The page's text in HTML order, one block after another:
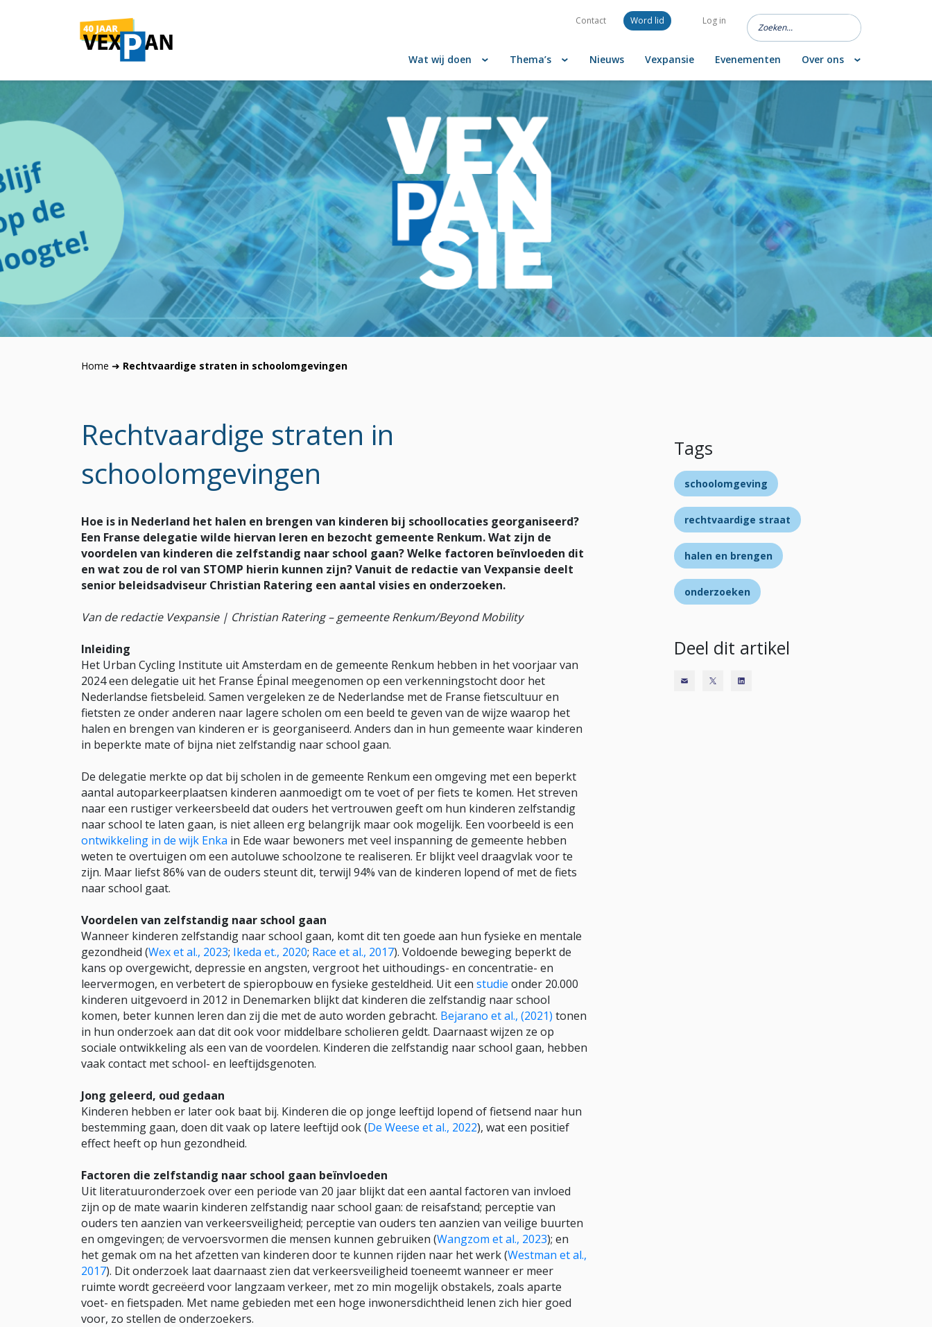
Contact Word lid Log in
Wat wij doen Thema’s Nieuws Vexpansie Evenementen Over ons
Home ➜ Rechtvaardige straten in schoolomgevingen
Rechtvaardige straten in
schoolomgevingen
Hoe is in Nederland het halen en brengen van kinderen bij schoollocaties georganiseerd?
Een Franse delegatie wilde hiervan leren en bezocht gemeente Renkum. Wat zijn de
voordelen van kinderen die zelfstandig naar school gaan? Welke factoren beïnvloeden dit
en wat zou de rol van STOMP hierin kunnen zijn? Vanuit de redactie van Vexpansie deelt
senior beleidsadviseur Christian Ratering een aantal visies en onderzoeken.
Van de redactie Vexpansie | Christian Ratering – gemeente Renkum/Beyond Mobility
Inleiding
Het Urban Cycling Institute uit Amsterdam en de gemeente Renkum hebben in het voorjaar van
2024 een delegatie uit het Franse Épinal meegenomen op een verkenningstocht door het
Nederlandse fietsbeleid. Samen vergeleken ze de Nederlandse met de Franse fietscultuur en
fietsten ze onder anderen naar lagere scholen om een beeld te geven van de wijze waarop het
halen en brengen van kinderen er is georganiseerd. Anders dan in hun gemeente waar kinderen
in beperkte mate of bijna niet zelfstandig naar school gaan.
De delegatie merkte op dat bij scholen in de gemeente Renkum een omgeving met een beperkt
aantal autoparkeerplaatsen kinderen aanmoedigt om te voet of per fiets te komen. Het streven
naar een rustiger verkeersbeeld dat ouders het vertrouwen geeft om hun kinderen zelfstandig
naar school te laten gaan, is niet alleen erg belangrijk maar ook mogelijk. Een voorbeeld is een
ontwikkeling in de wijk Enka in Ede waar bewoners met veel inspanning de gemeente hebben
weten te overtuigen om een autoluwe schoolzone te realiseren. Er blijkt veel draagvlak voor te
zijn. Maar liefst 86% van de ouders steunt dit, terwijl 94% van de kinderen lopend of met de fiets
naar school gaat.
Voordelen van zelfstandig naar school gaan
Wanneer kinderen zelfstandig naar school gaan, komt dit ten goede aan hun fysieke en mentale
gezondheid (Wex et al., 2023; Ikeda et., 2020; Race et al., 2017). Voldoende beweging beperkt de
kans op overgewicht, depressie en angsten, vergroot het uithoudings- en concentratie- en
leervermogen, en verbetert de spieropbouw en fysieke gesteldheid. Uit een studie onder 20.000
kinderen uitgevoerd in 2012 in Denemarken blijkt dat kinderen die zelfstandig naar school
komen, beter kunnen leren dan zij die met de auto worden gebracht. Bejarano et al., (2021) tonen
in hun onderzoek aan dat dit ook voor middelbare scholieren geldt. Daarnaast wijzen ze op
sociale ontwikkeling als een van de voordelen. Kinderen die zelfstandig naar school gaan, hebben
vaak contact met school- en leeftijdsgenoten.
Jong geleerd, oud gedaan
Kinderen hebben er later ook baat bij. Kinderen die op jonge leeftijd lopend of fietsend naar hun
bestemming gaan, doen dit vaak op latere leeftijd ook (De Weese et al., 2022), wat een positief
effect heeft op hun gezondheid.
Factoren die zelfstandig naar school gaan beïnvloeden
Uit literatuuronderzoek over een periode van 20 jaar blijkt dat een aantal factoren van invloed
zijn op de mate waarin kinderen zelfstandig naar school gaan: de reisafstand; perceptie van
ouders ten aanzien van verkeersveiligheid; perceptie van ouders ten aanzien van veilige buurten
en omgevingen; de vervoersvormen die mensen kunnen gebruiken (Wangzom et al., 2023); en
het gemak om na het afzetten van kinderen door te kunnen rijden naar het werk (Westman et al.,
2017). Dit onderzoek laat daarnaast zien dat verkeersveiligheid toeneemt wanneer er meer
ruimte wordt gecreëerd voor langzaam verkeer, met zo min mogelijk obstakels, zoals aparte
voet- en fietspaden. Met name gebieden met een hoge inwonersdichtheid lenen zich hier goed
voor, zo stellen de onderzoekers.
Tags
schoolomgeving
rechtvaardige straat
halen en brengen
onderzoeken
Deel dit artikel